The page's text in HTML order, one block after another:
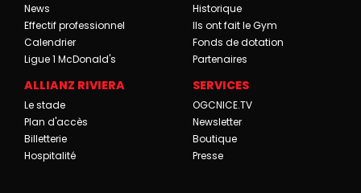
News
Effectif professionnel
Calendrier
Ligue 1 McDonald's
Historique
Ils ont fait le Gym
Fonds de dotation
Partenaires
ALLIANZ RIVIERA
Le stade
Plan d'accès
Billetterie
Hospitalité
SERVICES
OGCNICE.TV
Newsletter
Boutique
Presse